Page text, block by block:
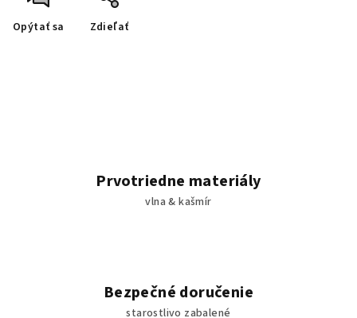
Opýtať sa Zdieľať
Prvotriedne materiály
vlna & kašmír
Bezpečné doručenie
starostlivo zabalené